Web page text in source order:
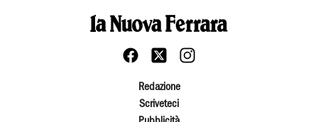
Redazione
Scriveteci